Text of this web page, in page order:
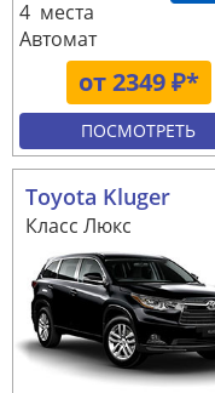
от 2349 ₽*
4 места
Автомат
ПОСМОТРЕТЬ
Toyota Kluger
Класс Люкс